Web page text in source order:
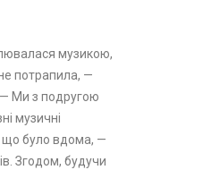
музикою,
потрапила, —
— Ми з подругою
музичні
що було вдома, —
Згодом, будучи